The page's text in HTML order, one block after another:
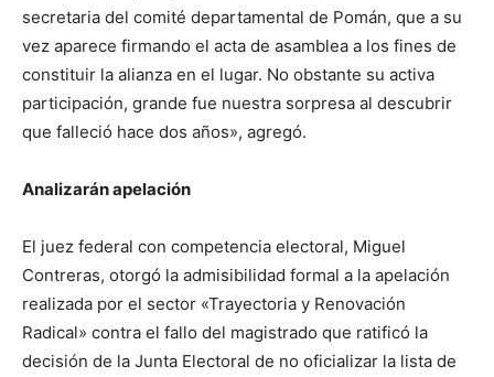
secretaria del comité departamental de Pomán, que a su
vez aparece firmando el acta de asamblea a los fines de
constituir la alianza en el lugar. No obstante su activa
participación, grande fue nuestra sorpresa al descubrir
que falleció hace dos años», agregó.
Analizarán apelación
El juez federal con competencia electoral, Miguel
Contreras, otorgó la admisibilidad formal a la apelación
realizada por el sector «Trayectoria y Renovación
Radical» contra el fallo del magistrado que ratificó la
decisión de la Junta Electoral de no oficializar la lista de